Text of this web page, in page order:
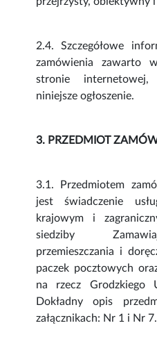
2.4. Szczegółowe
zamówienia zawarto
stronie
niniejsze ogłoszenie.
3. PRZEDMIOT
3.1. Przedmiotem
jest świadczenie
krajowym i
siedziby
przemieszczania i
paczek pocztowych
na rzecz Grodzkiego
Dokładny opis
załącznikach: Nr 1 i Nr 7.